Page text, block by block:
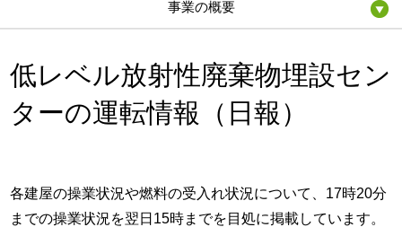
事業の概要
低レベル放射性廃棄物埋設セン
ターの運転情報（日報）
各建屋の操業状況や燃料の受入れ状況について、17時20分
までの操業状況を翌日15時までを目処に掲載しています。